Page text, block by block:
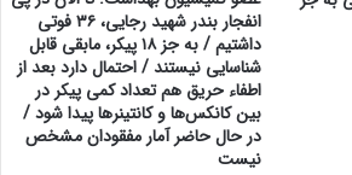
انفجار بندر شهید رجایی، ۳۶ فوتی
داشتیم / به جز ۱۸ پیکر، مابقی قابل
شناسایی نیستند / احتمال دارد بعد از
اطفاء حریق هم تعداد کمی پیکر در
بین کانکس‌ها و کانتینرها پیدا شود /
در حال حاضر آمار مفقودان مشخص
نیست